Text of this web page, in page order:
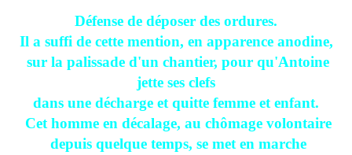
Défense de déposer des ordures.
Il a suffi de cette mention, en apparence anodine,
sur la palissade d'un chantier, pour qu'Antoine
jette ses clefs
dans une décharge et quitte femme et enfant.
Cet homme en décalage, au chômage volontaire
depuis quelque temps, se met en marche